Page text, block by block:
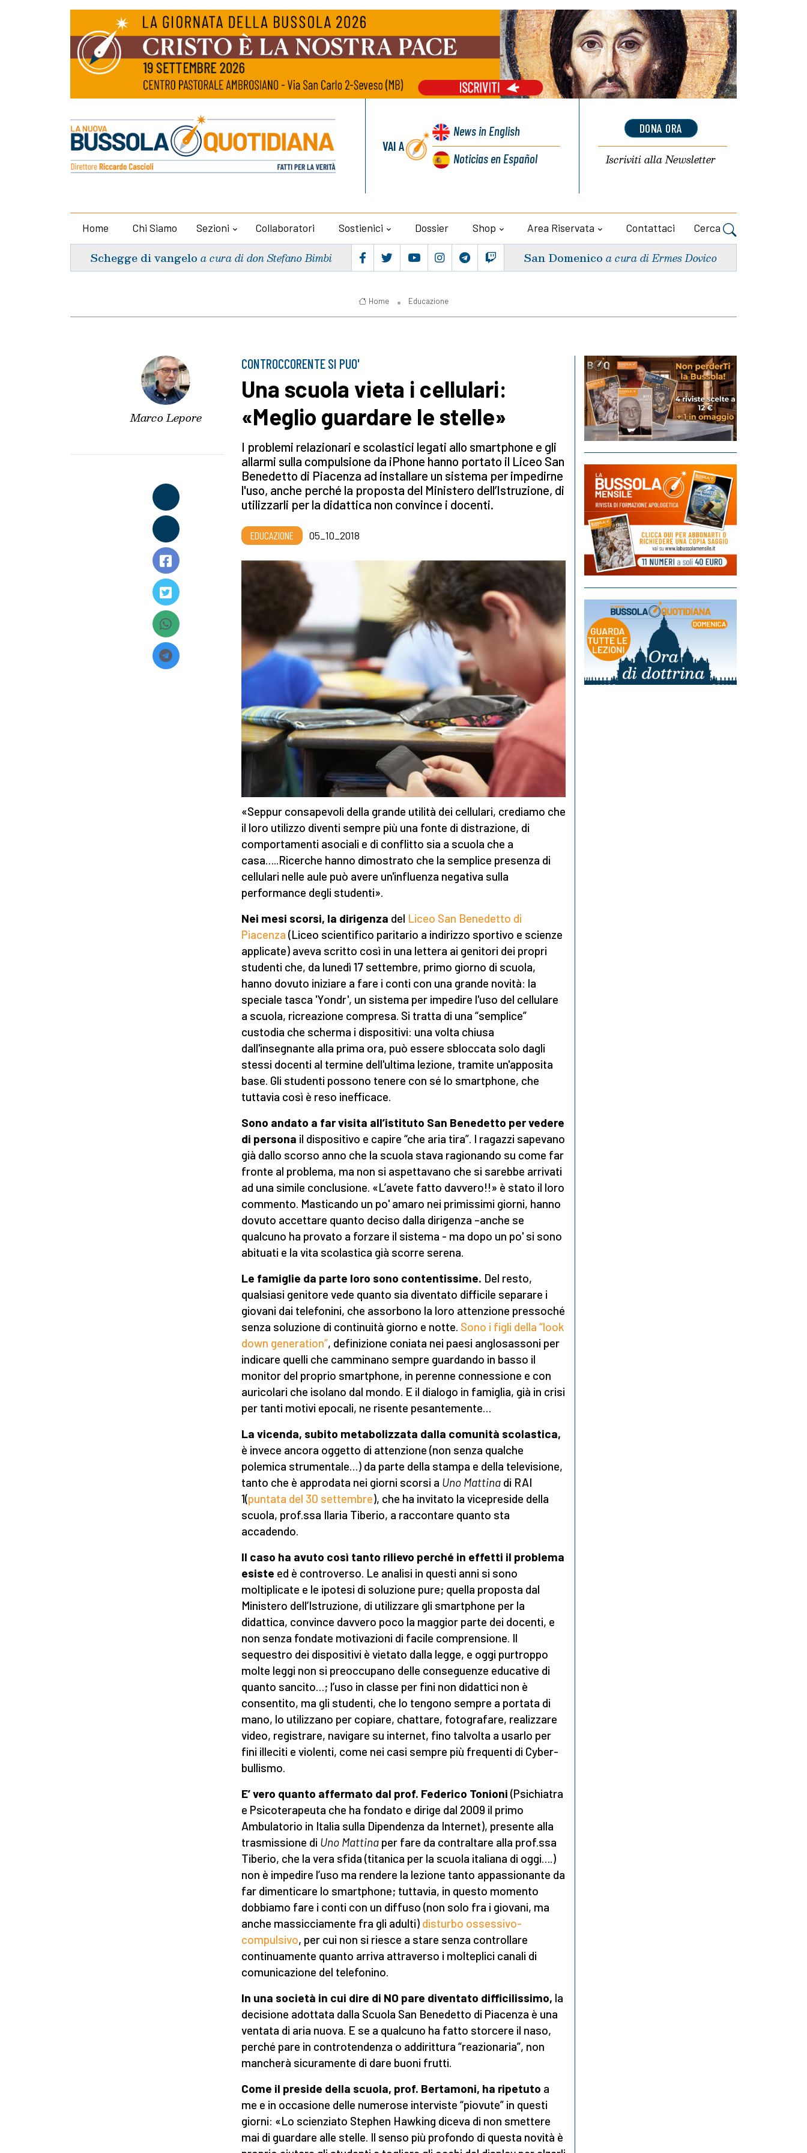
VAI A
Newsin English
Noticiasen Español
DONA ORA
Iscriviti allaNewsletter
Home Chi Siamo Sezioni Collaboratori Sostienici Dossier Shop Area Riservata Contattaci Cerca
Schegge di vangelo a cura di don Stefano Bimbi San Domenico a cura di Ermes Dovico
Home Educazione
Marco Lepore
CONTROCCORENTE SI PUO'
Una scuola vieta i cellulari:
«Meglio guardare le stelle»
I problemi relazionari e scolastici legati allo smartphone e gli
allarmi sulla compulsione da iPhone hanno portato il Liceo San
Benedetto di Piacenza ad installare un sistema per impedirne
l'uso, anche perché la proposta del Ministero dell’Istruzione, di
utilizzarli per la didattica non convince i docenti.
EDUCAZIONE 05_10_2018
«Seppur consapevoli della grande utilità dei cellulari, crediamo che
il loro utilizzo diventi sempre più una fonte di distrazione, di
comportamenti asociali e di conflitto sia a scuola che a
casa…..Ricerche hanno dimostrato che la semplice presenza di
cellulari nelle aule può avere un'influenza negativa sulla
performance degli studenti».
Nei mesi scorsi, la dirigenza del Liceo San Benedetto di
Piacenza (Liceo scientifico paritario a indirizzo sportivo e scienze
applicate) aveva scritto così in una lettera ai genitori dei propri
studenti che, da lunedì 17 settembre, primo giorno di scuola,
hanno dovuto iniziare a fare i conti con una grande novità: la
speciale tasca 'Yondr', un sistema per impedire l'uso del cellulare
a scuola, ricreazione compresa. Si tratta di una “semplice”
custodia che scherma i dispositivi: una volta chiusa
dall'insegnante alla prima ora, può essere sbloccata solo dagli
stessi docenti al termine dell'ultima lezione, tramite un'apposita
base. Gli studenti possono tenere con sé lo smartphone, che
tuttavia così è reso inefficace.
Sono andato a far visita all’istituto San Benedetto per vedere
di persona il dispositivo e capire “che aria tira”. I ragazzi sapevano
già dallo scorso anno che la scuola stava ragionando su come far
fronte al problema, ma non si aspettavano che si sarebbe arrivati
ad una simile conclusione. «L’avete fatto davvero!!» è stato il loro
commento. Masticando un po' amaro nei primissimi giorni, hanno
dovuto accettare quanto deciso dalla dirigenza –anche se
qualcuno ha provato a forzare il sistema - ma dopo un po' si sono
abituati e la vita scolastica già scorre serena.
Le famiglie da parte loro sono contentissime. Del resto,
qualsiasi genitore vede quanto sia diventato difficile separare i
giovani dai telefonini, che assorbono la loro attenzione pressoché
senza soluzione di continuità giorno e notte. Sono i figli della “look
down generation”, definizione coniata nei paesi anglosassoni per
indicare quelli che camminano sempre guardando in basso il
monitor del proprio smartphone, in perenne connessione e con
auricolari che isolano dal mondo. E il dialogo in famiglia, già in crisi
per tanti motivi epocali, ne risente pesantemente…
La vicenda, subito metabolizzata dalla comunità scolastica,
è invece ancora oggetto di attenzione (non senza qualche
polemica strumentale…) da parte della stampa e della televisione,
tanto che è approdata nei giorni scorsi a Uno Mattina di RAI
1(puntata del 30 settembre), che ha invitato la vicepreside della
scuola, prof.ssa Ilaria Tiberio, a raccontare quanto sta
accadendo.
Il caso ha avuto così tanto rilievo perché in effetti il problema
esiste ed è controverso. Le analisi in questi anni si sono
moltiplicate e le ipotesi di soluzione pure; quella proposta dal
Ministero dell’Istruzione, di utilizzare gli smartphone per la
didattica, convince davvero poco la maggior parte dei docenti, e
non senza fondate motivazioni di facile comprensione. Il
sequestro dei dispositivi è vietato dalla legge, e oggi purtroppo
molte leggi non si preoccupano delle conseguenze educative di
quanto sancito…; l’uso in classe per fini non didattici non è
consentito, ma gli studenti, che lo tengono sempre a portata di
mano, lo utilizzano per copiare, chattare, fotografare, realizzare
video, registrare, navigare su internet, fino talvolta a usarlo per
fini illeciti e violenti, come nei casi sempre più frequenti di Cyber-
bullismo.
E’ vero quanto affermato dal prof. Federico Tonioni (Psichiatra
e Psicoterapeuta che ha fondato e dirige dal 2009 il primo
Ambulatorio in Italia sulla Dipendenza da Internet), presente alla
trasmissione di Uno Mattina per fare da contraltare alla prof.ssa
Tiberio, che la vera sfida (titanica per la scuola italiana di oggi….)
non è impedire l’uso ma rendere la lezione tanto appassionante da
far dimenticare lo smartphone; tuttavia, in questo momento
dobbiamo fare i conti con un diffuso (non solo fra i giovani, ma
anche massicciamente fra gli adulti) disturbo ossessivo-
compulsivo, per cui non si riesce a stare senza controllare
continuamente quanto arriva attraverso i molteplici canali di
comunicazione del telefonino.
In una società in cui dire di NO pare diventato difficilissimo, la
decisione adottata dalla Scuola San Benedetto di Piacenza è una
ventata di aria nuova. E se a qualcuno ha fatto storcere il naso,
perché pare in controtendenza o addirittura “reazionaria”, non
mancherà sicuramente di dare buoni frutti.
Come il preside della scuola, prof. Bertamoni, ha ripetuto a
me e in occasione delle numerose interviste “piovute” in questi
giorni: «Lo scienziato Stephen Hawking diceva di non smettere
mai di guardare alle stelle. Il senso più profondo di questa novità è